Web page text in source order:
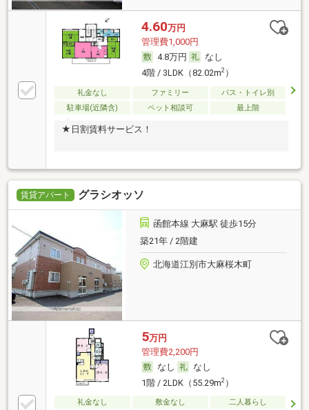
4.60万円
管理費1,000円
4.8万円
なし
4階 / 3LDK（82.02m2）
礼金なし ファミリー
バス・トイレ別
駐車場(近隣含)
ペット相談可 最上階
★日割賃料サービス！
賃貸アパート グラシオッソ
函館本線 大麻駅 徒歩15分
築21年 / 2階建
北海道江別市大麻桜木町
5万円
管理費2,200円
なし
なし
1階 / 2LDK（55.29m2）
礼金なし 敷金なし 二人暮らし